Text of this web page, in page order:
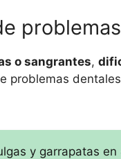
o sangrantes,
problemas
y garrapatas